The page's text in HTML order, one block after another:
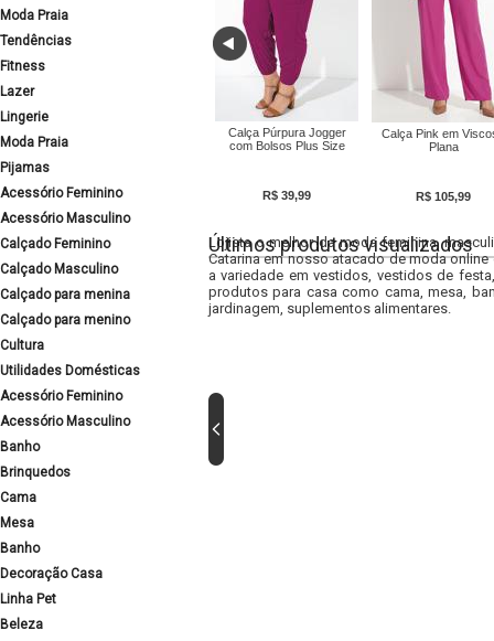
Moda Praia
Tendências
Fitness
Lazer
Lingerie
Moda Praia
Pijamas
Acessório Feminino
Acessório Masculino
Calçado Feminino
Calçado Masculino
Calçado para menina
Calçado para menino
Cultura
Utilidades Domésticas
Acessório Feminino
Acessório Masculino
Banho
Brinquedos
Cama
Mesa
Banho
Decoração Casa
Linha Pet
Beleza
Calça Púrpura Jogger
com Bolsos Plus Size
R$ 39,99
Calça Pink em
Plana
R$ 105,99
Últimos produtos visualizados
Lojista o melhor da moda feminina,
Catarina em nosso atacado de moda
a variedade em vestidos, vestidos de
produtos para casa como cama, mesa,
jardinagem, suplementos alimentares.